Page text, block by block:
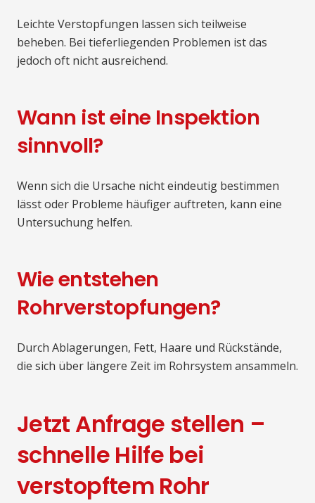
Leichte Verstopfungen lassen sich teilweise
beheben. Bei tieferliegenden Problemen ist das
jedoch oft nicht ausreichend.
Wann ist eine Inspektion
sinnvoll?
Wenn sich die Ursache nicht eindeutig bestimmen
lässt oder Probleme häufiger auftreten, kann eine
Untersuchung helfen.
Wie entstehen
Rohrverstopfungen?
Durch Ablagerungen, Fett, Haare und Rückstände,
die sich über längere Zeit im Rohrsystem ansammeln.
Jetzt Anfrage stellen –
schnelle Hilfe bei
verstopftem Rohr